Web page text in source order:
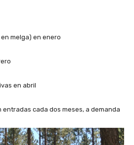
melga) en enero
en abril
cada dos meses, a demanda